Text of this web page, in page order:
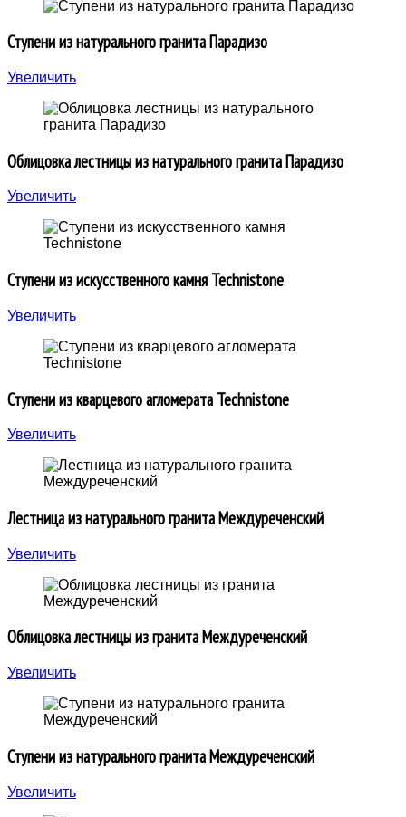
Ступени из натурального гранита Парадизо
Увеличить
Облицовка лестницы из натурального гранита Парадизо
Увеличить
Ступени из искусственного камня Technistone
Увеличить
Ступени из кварцевого агломерата Technistone
Увеличить
Лестница из натурального гранита Междуреченский
Увеличить
Облицовка лестницы из гранита Междуреченский
Увеличить
Ступени из натурального гранита Междуреченский
Увеличить